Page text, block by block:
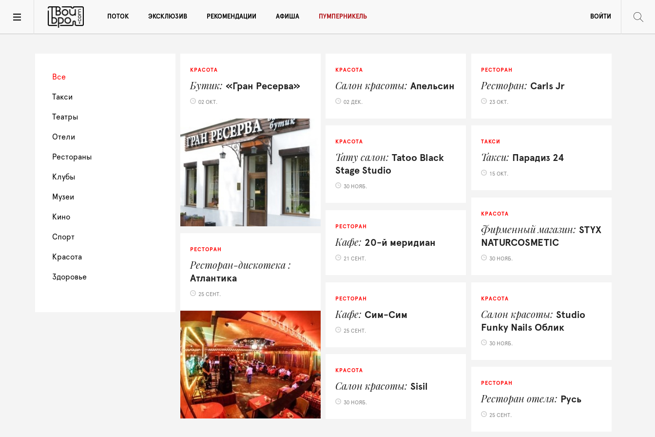
ПОТОК ЭКСКЛЮЗИВ РЕКОМЕНДАЦИИ АФИША ПУМПЕРНИКЕЛЬ ВОЙТИ
Все
Такси
Театры
Отели
Рестораны
Клубы
Музеи
Кино
Спорт
Красота
Здоровье
КРАСОТА
Бутик «Гран Ресерва»
02 ОКТ.
КРАСОТА
Салон красоты Апельсин
02 ДЕК.
РЕСТОРАН
Ресторан Carls Jr
23 ОКТ.
КРАСОТА
Тату салон Tatoo Black
Stage Studio
30 НОЯБ.
ТАКСИ
Такси Парадиз 24
15 ОКТ.
КРАСОТА
Фирменный магазин STYX
NATURCOSMETIC
30 НОЯБ.
РЕСТОРАН
Кафе 20-й меридиан
21 СЕНТ.
РЕСТОРАН
Ресторан-дискотека
Атлантика
25 СЕНТ.
РЕСТОРАН
Кафе Сим-Сим
25 СЕНТ.
КРАСОТА
Салон красоты Studio
Funky Nails Облик
30 НОЯБ.
КРАСОТА
Салон красоты Sisil
30 НОЯБ.
РЕСТОРАН
Ресторан отеля Русь
25 СЕНТ.